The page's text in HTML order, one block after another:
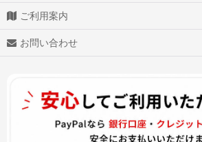
Love Live!ラブライブ!
VOCALOID ボーカロイド
ペルソナ5
妖怪ウォッチバスターズ2
ご利用案内
お問い合わせ